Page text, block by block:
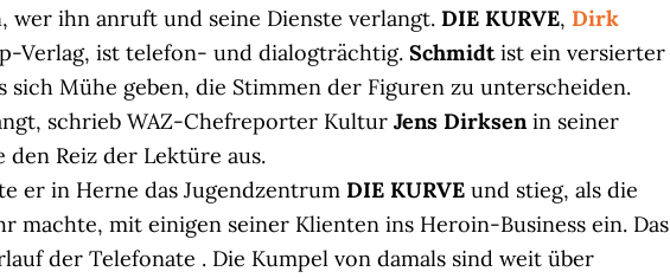
wer ihn anruft und seine Dienste verlangt. DIE KURVE, Dirk
Verlag, ist telefon- und dialogträchtig. Schmidtist ein versierter
sich Mühe geben, die Stimmen der Figuren zu unterscheiden.
schrieb WAZ-Chefreporter Kultur Jens Dirksenin seiner
den Reiz der Lektüre aus.
er in Herne das Jugendzentrum DIE KURVE und stieg, als die
machte, mit einigen seiner Klienten ins Heroin-Business ein. Das
der Telefonate . Die Kumpel von damals sind weit über